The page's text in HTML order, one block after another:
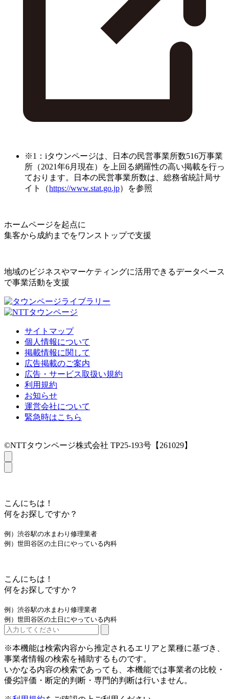
※1：iタウンページは、日本の民営事業所数516万事業
所（2021年6月現在）を上回る網羅性の高い掲載を行っ
ております。日本の民営事業所数は、総務省統計局サ
イト（https://www.stat.go.jp）を参照
ホームページを起点に
集客から成約までをワンストップで支援
地域のビジネスやマーケティングに活用できるデータベース
で事業活動を支援
サイトマップ
個人情報について
掲載情報に関して
広告掲載のご案内
広告・サービス取扱い規約
利用規約
お知らせ
運営会社について
緊急時はこちら
©NTTタウンページ株式会社 TP25-193号【261029】
こんにちは！
何をお探しですか？
例）渋谷駅の水まわり修理業者
例）世田谷区の土日にやっている内科
こんにちは！
何をお探しですか？
例）渋谷駅の水まわり修理業者
例）世田谷区の土日にやっている内科
※本機能は検索内容から推定されるエリアと業種に基づき、
事業者情報の検索を補助するものです。
いかなる内容の検索であっても、本機能では事業者の比較・
優劣評価・断定的判断・専門的判断は行いません。